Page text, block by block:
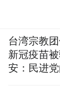
台湾宗教
新冠疫苗
安：民进